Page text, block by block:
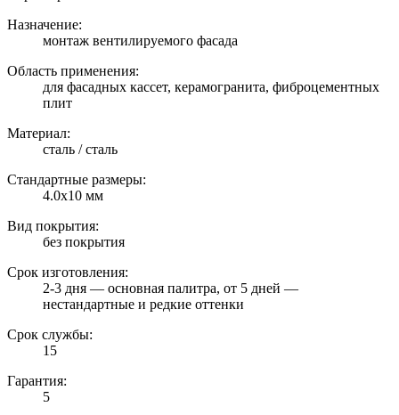
Назначение:
монтаж вентилируемого фасада
Область применения:
для фасадных кассет, керамогранита, фиброцементных
плит
Материал:
сталь / сталь
Стандартные размеры:
4.0х10 мм
Вид покрытия:
без покрытия
Срок изготовления:
2-3 дня — основная палитра, от 5 дней —
нестандартные и редкие оттенки
Срок службы:
15
Гарантия:
5